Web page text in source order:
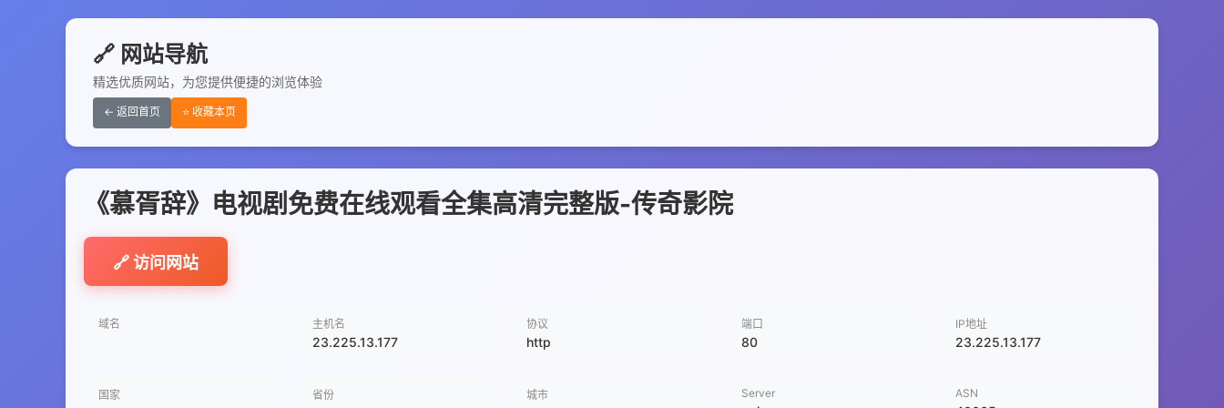
🔗 网站导航
精选优质网站，为您提供便捷的浏览体验
← 返回首页 ⭐ 收藏本页
《慕胥辞》电视剧免费在线观看全集高清完整版-传奇影院
🔗 访问网站
域名 主机名
23.225.13.177
协议
http
端口
80
IP地址
23.225.13.177
国家 省份 城市 Server ASN